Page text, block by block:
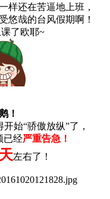
样还在苦逼地上班，
悠哉的台风假期啊！
了欧耶~
！
始“骄傲放纵”了，
已经严重告急！
左右了！